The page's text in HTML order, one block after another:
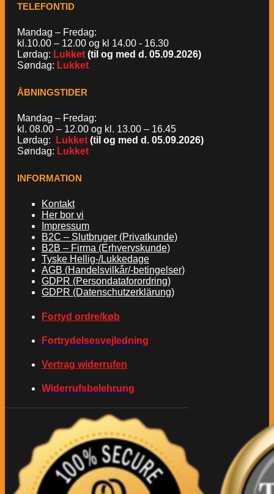
TELEFONTID
Mandag – Fredag:
kl.10.00 – 12.00 og kl 14.00 - 16.30
Lørdag: Lukket (til og med d. 05.09.2026)
Søndag: Lukket
ÅBNINGSTIDER
Mandag – Fredag:
kl. 08.00 – 12.00 og kl. 13.00 – 16.45
Lørdag:
Lukket (til og med d. 05.09.2026)
Søndag: Lukket
INFORMATION
Kontakt
Her bor vi
Impressum
B2C – Slutbruger (Privatkunde)
B2B – Firma (Erhvervskunde)
Tyske Hellig-/Lukkedage
AGB (Handelsvilkår/-betingelser)
GDPR (Persondataforordring)
GDPR (Datenschutzerklärung)
Fortyd ordre/køb
Fortrydelsesvejledning
Vertrag widerrufen
Widerrufsbelehrung